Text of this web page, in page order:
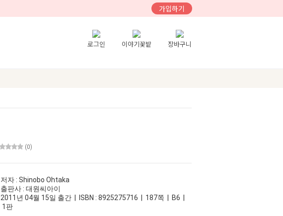
가입하기
로그인 이야기꽃밭 장바구니
(0)
저자 : Shinobo Ohtaka
출판사 : 대원씨아이
2011년 04월 15일 출간 | ISBN : 8925275716 | 187쪽 | B6 |
1판